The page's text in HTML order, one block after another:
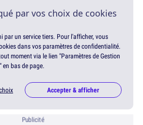
par vos choix de cookies
par un service tiers. Pour l'afficher, vous
dans vos paramètres de confidentialité.
moment via le lien "Paramètres de Gestion
bas de page.
Accepter & afficher
Publicité